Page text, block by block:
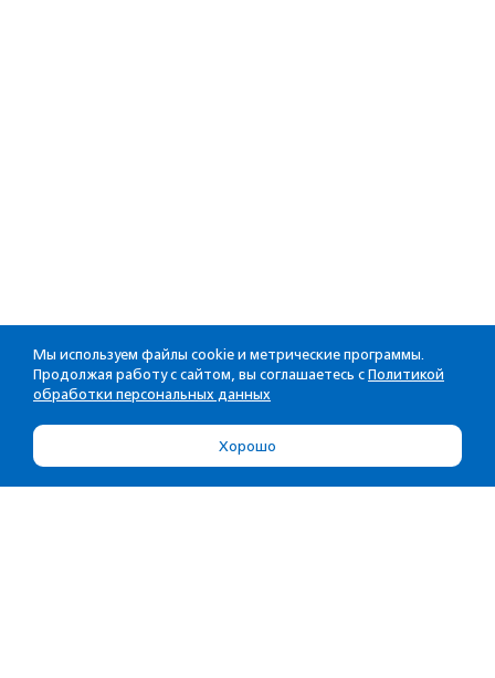
Мы используем файлы cookie и метрические программы.
Продолжая работу с сайтом, вы соглашаетесь с Политикой
обработки персональных данных
Хорошо